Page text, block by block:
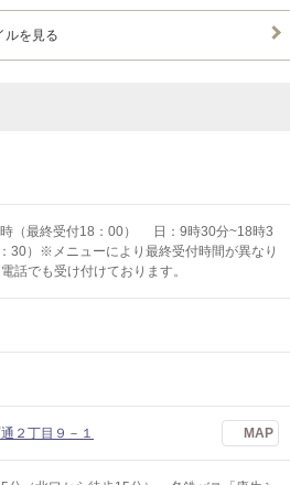
ルを見る
（最終受付18：00） 日：9時30分~18時3
30）※メニューにより最終受付時間が異なり
話でも受け付けております。
２丁目９－１ MAP